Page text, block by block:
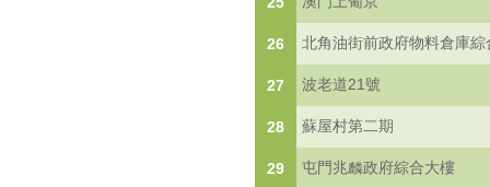
26 北角油街前政府物料倉庫綜
27 波老道21號
28 蘇屋村第二期
29 屯門兆麟政府綜合大樓